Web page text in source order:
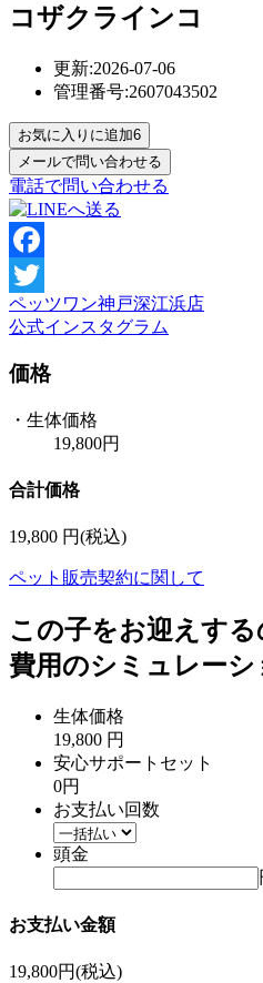
コザクラインコ
更新:2026-07-06
管理番号:2607043502
お気に入りに追加6
電話で問い合わせる
Facebook
Twitter
ペッツワン神戸深江浜店
公式インスタグラム
価格
・生体価格
19,800円
合計価格
19,800 円(税込)
ペット販売契約に関して
この子をお迎えす
費用のシミュレーシ
生体価格
19,800 円
安心サポートセット
0円
お支払い回数
頭金
お支払い金額
19,800円(税込)